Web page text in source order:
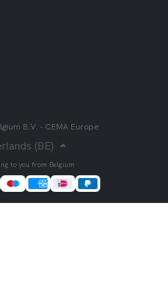
B.V. - CEMA Europe
(BE)
to you from Belgium